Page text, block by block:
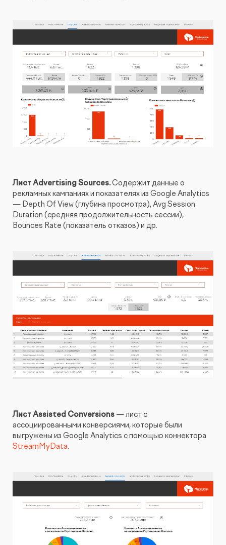
Лист Advertising Sources.Содержит данные о
рекламных кампаниях и показателях из Google Analytics
— Depth Of View (глубина просмотра), Avg Session
Duration (средняя продолжительность сессии),
Bounces Rate (показатель отказов) и др.
Лист Assisted Conversions — лист с
ассоциированными конверсиями, которые были
выгружены из Google Analytics с помощью коннектора
StreamMyData.